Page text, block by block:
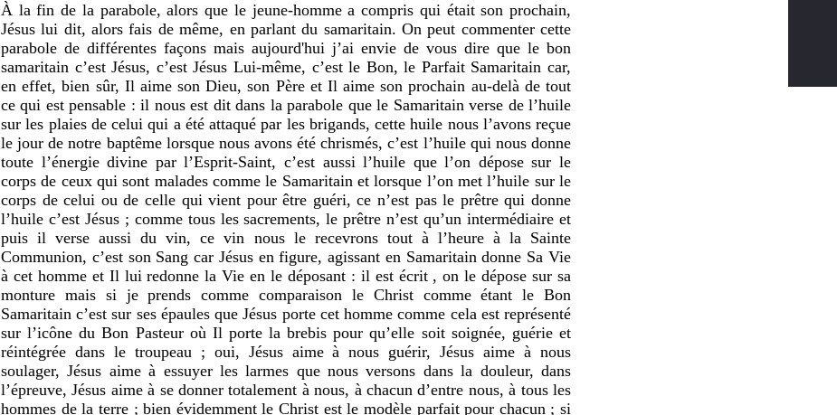
À la fin de la parabole, alors que le jeune-homme a compris qui était son prochain,
Jésus lui dit, alors fais de même, en parlant du samaritain. On peut commenter cette
parabole de différentes façons mais aujourd'hui j’ai envie de vous dire que le bon
samaritain c’est Jésus, c’est Jésus Lui-même, c’est le Bon, le Parfait Samaritain car,
en effet, bien sûr, Il aime son Dieu, son Père et Il aime son prochain au-delà de tout
ce qui est pensable : il nous est dit dans la parabole que le Samaritain verse de l’huile
sur les plaies de celui qui a été attaqué par les brigands, cette huile nous l’avons reçue
le jour de notre baptême lorsque nous avons été chrismés, c’est l’huile qui nous donne
toute l’énergie divine par l’Esprit-Saint, c’est aussi l’huile que l’on dépose sur le
corps de ceux qui sont malades comme le Samaritain et lorsque l’on met l’huile sur le
corps de celui ou de celle qui vient pour être guéri, ce n’est pas le prêtre qui donne
l’huile c’est Jésus ; comme tous les sacrements, le prêtre n’est qu’un intermédiaire et
puis il verse aussi du vin, ce vin nous le recevrons tout à l’heure à la Sainte
Communion, c’est son Sang car Jésus en figure, agissant en Samaritain donne Sa Vie
à cet homme et Il lui redonne la Vie en le déposant : il est écrit , on le dépose sur sa
monture mais si je prends comme comparaison le Christ comme étant le Bon
Samaritain c’est sur ses épaules que Jésus porte cet homme comme cela est représenté
sur l’icône du Bon Pasteur où Il porte la brebis pour qu’elle soit soignée, guérie et
réintégrée dans le troupeau ; oui, Jésus aime à nous guérir, Jésus aime à nous
soulager, Jésus aime à essuyer les larmes que nous versons dans la douleur, dans
l’épreuve, Jésus aime à se donner totalement à nous, à chacun d’entre nous, à tous les
hommes de la terre ; bien évidemment le Christ est le modèle parfait pour chacun ; si